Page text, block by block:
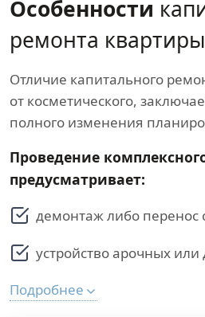
Особенности
ремонта квартиры
Отличие капитального
от косметического,
полного изменения
Проведение
предусматривает:
демонтаж либо перенос
устройство арочных
Подробнее